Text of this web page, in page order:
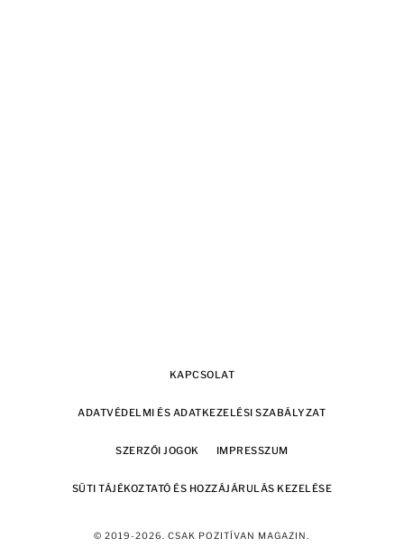
KAPCSOLAT
ADATVÉDELMI ÉS ADATKEZELÉSI SZABÁLYZAT
SZERZŐI JOGOK IMPRESSZUM
SÜTI TÁJÉKOZTATÓ ÉS HOZZÁJÁRULÁS KEZELÉSE
© 2019-2026. CSAK POZITÍVAN MAGAZIN.